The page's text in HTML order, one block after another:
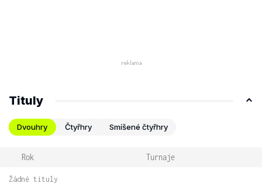
Tituly
Dvouhry Čtyřhry Smíšené čtyřhry
Rok Turnaje
Žádné tituly